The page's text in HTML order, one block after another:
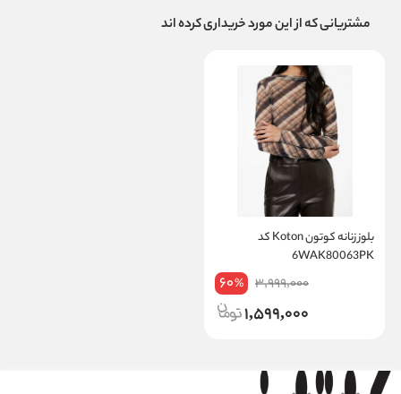
مشتریانی که از این مورد خریداری کرده اند
بلوز زنانه کوتون Koton کد
6WAK80063PK
3,999,000
60%
1,599,000